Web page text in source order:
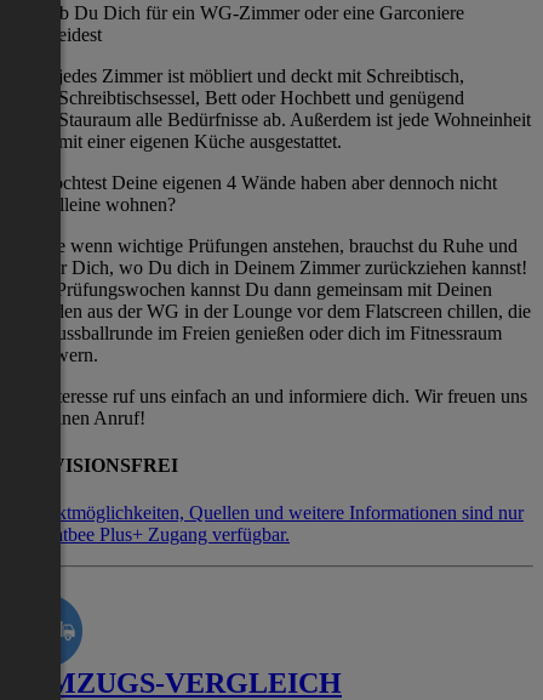
Egal ob Du Dich für ein WG-Zimmer oder eine Garconiere
entscheidest
jedes Zimmer ist möbliert und deckt mit Schreibtisch,
Schreibtischsessel, Bett oder Hochbett und genügend
Stauraum alle Bedürfnisse ab. Außerdem ist jede Wohneinheit
mit einer eigenen Küche ausgestattet.
Du möchtest Deine eigenen 4 Wände haben aber dennoch nicht
ganz alleine wohnen?
Gerade wenn wichtige Prüfungen anstehen, brauchst du Ruhe und
Zeit für Dich, wo Du dich in Deinem Zimmer zurückziehen kannst!
Nach Prüfungswochen kannst Du dann gemeinsam mit Deinen
Freunden aus der WG in der Lounge vor dem Flatscreen chillen, die
Tischfussballrunde im Freien genießen oder dich im Fitnessraum
auspowern.
Bei Interesse ruf uns einfach an und informiere dich. Wir freuen uns
auf deinen Anruf!
PROVISIONSFREI
Kontaktmöglichkeiten, Quellen und weitere Informationen sind nur
mit Flatbee Plus+ Zugang verfügbar.
UMZUGS-VERGLEICH